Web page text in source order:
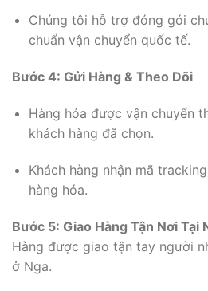
Chúng tôi hỗ trợ đóng gói
chuẩn vận chuyển quốc tế.
Bước 4: Gửi Hàng & Theo Dõi
Hàng hóa được vận chuyển
khách hàng đã chọn.
Khách hàng nhận mã
hàng hóa.
Bước 5: Giao Hàng Tận Nơi Tại
Hàng được giao tận tay người
ở Nga.